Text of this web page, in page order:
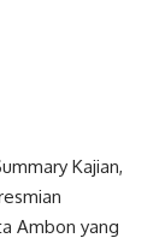
Kajian,
Ambon yang